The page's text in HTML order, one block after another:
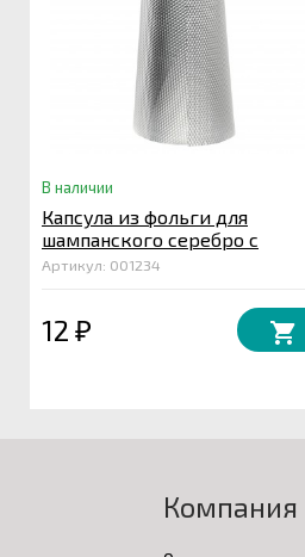
В наличии
Капсула из фольги для
шампанского серебро с
тиснением
Артикул: 001234
12 ₽
Компания